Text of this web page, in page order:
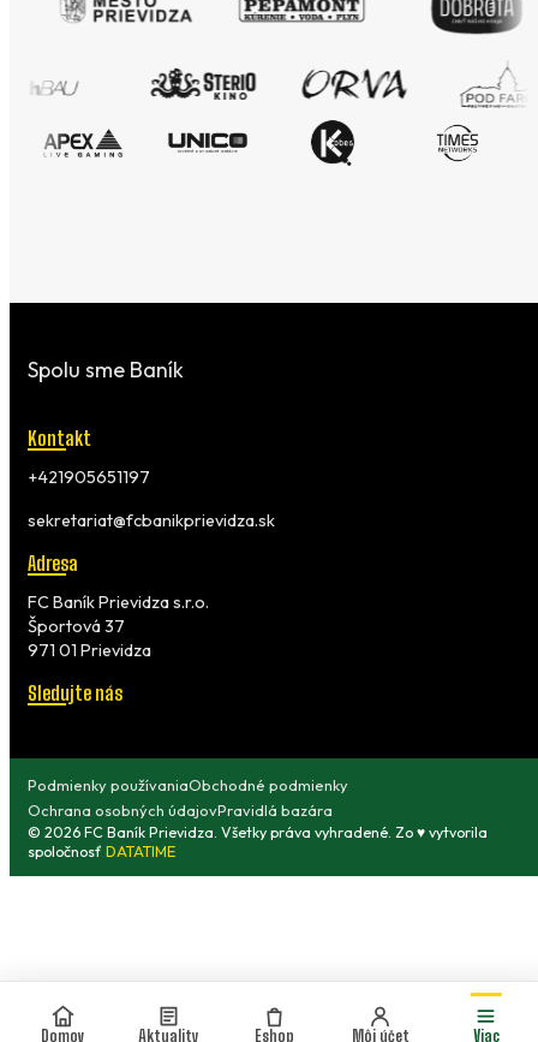
Spolu sme Baník
Kontakt
+421905651197
sekretariat@fcbanikprievidza.sk
Adresa
FC Baník Prievidza s.r.o.
Športová 37
971 01 Prievidza
Sledujte nás
© 2026 FC Baník Prievidza. Všetky práva vyhradené. Zo ♥ vytvorila
spoločnosť DATATIME
Podmienky používaniaObchodné podmienky
Ochrana osobných údajovPravidlá bazára
Domov Aktuality Eshop Môj účet Viac